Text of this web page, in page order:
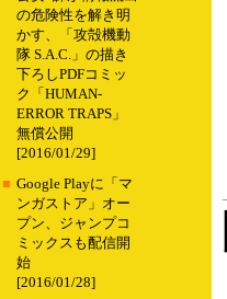
の危険性を解き明
かす、「攻殻機動
隊 S.A.C.」の描き
下ろしPDFコミッ
ク「HUMAN-
ERROR TRAPS」
無償公開
[2016/01/29]
■ Google Playに「マ
ンガストア」オー
プン、ジャンプコ
ミックスも配信開
始
[2016/01/28]